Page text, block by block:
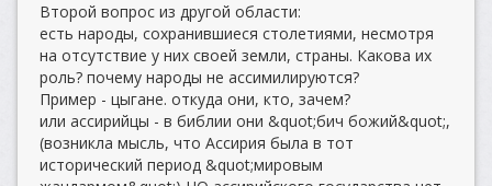
Второй вопрос из другой области:
есть народы, сохранившиеся столетиями, несмотря
на отсутствие у них своей земли, страны. Какова их
роль? почему народы не ассимилируются?
Пример - цыгане. откуда они, кто, зачем?
или ассирийцы - в библии они &quot;бич божий&quot;,
(возникла мысль, что Ассирия была в тот
исторический период &quot;мировым